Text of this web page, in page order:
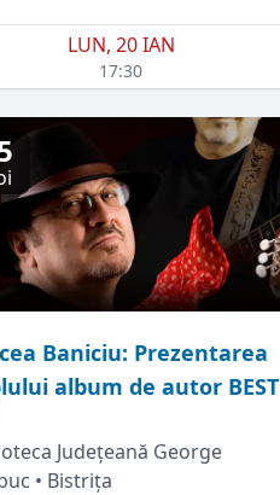
LUN, 20 IAN
17:30
Baniciu: Prezentarea
album de autor BEST
Județeană George
• Bistrița